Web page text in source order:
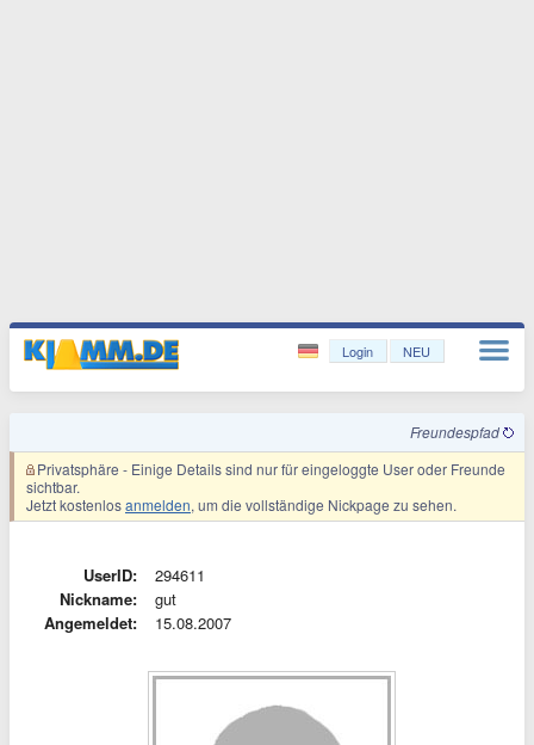
Login NEU
Freundespfad
Privatsphäre - Einige Details sind nur für eingeloggte User oder Freunde
sichtbar.
Jetzt kostenlosanmelden, um die vollständige Nickpage zu sehen.
UserID:
294611
Nickname:
gut
Angemeldet:
15.08.2007